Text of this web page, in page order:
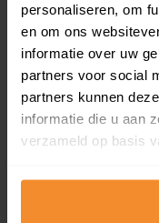
personaliseren, om
en om ons
informatie over uw
partners voor social
partners kunnen
informatie die u aan
verzameld op basis
Bekijk
Direct